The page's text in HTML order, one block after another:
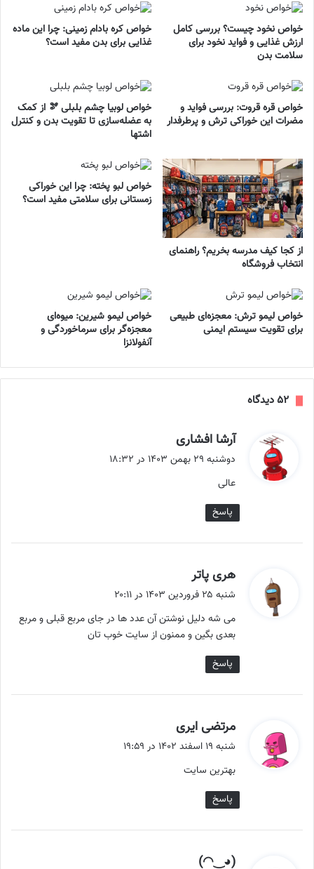
خواص نخود چیست؟ بررسی کامل
ارزش غذایی و فواید نخود برای
سلامت بدن
خواص کره بادام زمینی: چرا این ماده
غذایی برای بدن مفید است؟
خواص قره قروت: بررسی فواید و
مضرات این خوراکی ترش و پرطرفدار
خواص لوبیا چشم بلبلی 🫘 از کمک
به عضله‌سازی تا تقویت بدن و کنترل
اشتها
از کجا کیف مدرسه بخریم؟ راهنمای
انتخاب فروشگاه
خواص لبو پخته: چرا این خوراکی
زمستانی برای سلامتی مفید است؟
خواص لیمو ترش: معجزه‌ای طبیعی
برای تقویت سیستم ایمنی
خواص لیمو شیرین: میوه‌ای
معجزه‌گر برای سرماخوردگی و
آنفولانزا
‫۵۲ دیدگاه
آرشا افشاری
ف
دوشنبه ۲۹ بهمن ۱۴۰۳ در ۱۸:۳۲
عالی
پاسخ
هری پاتر
ف
:
شنبه ۲۵ فروردین ۱۴۰۳ در ۲۰:۱۱
می شه دلیل نوشتن آن عدد ها در جای مربع قبلی و مربع
بعدی بگین و ممنون از سایت خوب تان
پاسخ
مرتضی ایری
ف
شنبه ۱۹ اسفند ۱۴۰۲ در ۱۹:۵۹
بهترین سایت
پاسخ